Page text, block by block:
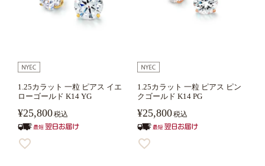
1.25カラット 一粒 ピアス イエ
ローゴールド K14 YG
¥25,800税込
1.25カラット 一粒 ピアス ピン
クゴールド K14 PG
¥25,800税込